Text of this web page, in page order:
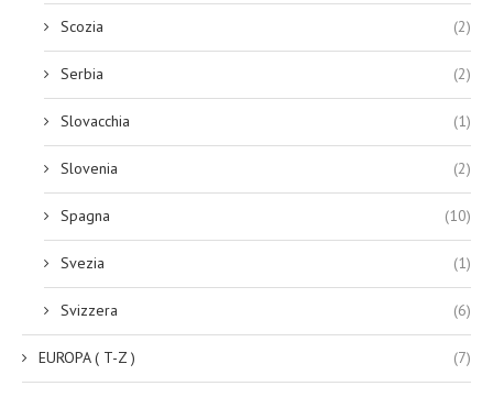
Scozia (2)
Serbia (2)
Slovacchia (1)
Slovenia (2)
Spagna (10)
Svezia (1)
Svizzera (6)
EUROPA ( T-Z ) (7)